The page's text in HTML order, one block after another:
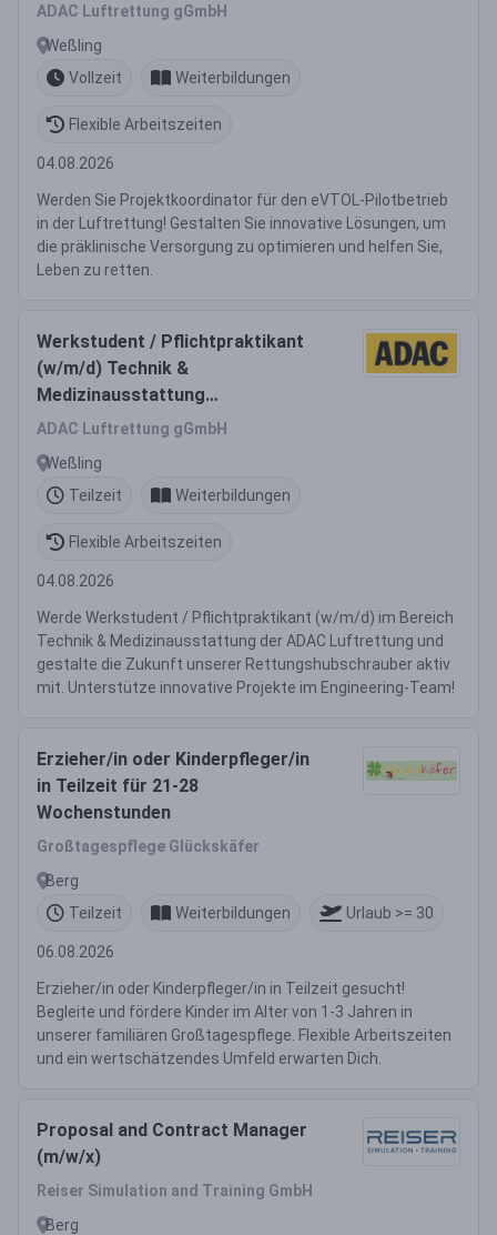
ADAC Luftrettung gGmbH
Weßling
Vollzeit
Weiterbildungen
Flexible Arbeitszeiten
04.08.2026
Werden Sie Projektkoordinator für den eVTOL-Pilotbetrieb
in der Luftrettung! Gestalten Sie innovative Lösungen, um
die präklinische Versorgung zu optimieren und helfen Sie,
Leben zu retten.
Werkstudent / Pflichtpraktikant
(w/m/d) Technik &
Medizinausstattung
Rettungshubschrauber
ADAC Luftrettung gGmbH
Weßling
Teilzeit
Weiterbildungen
Flexible Arbeitszeiten
04.08.2026
Werde Werkstudent / Pflichtpraktikant (w/m/d) im Bereich
Technik & Medizinausstattung der ADAC Luftrettung und
gestalte die Zukunft unserer Rettungshubschrauber aktiv
mit. Unterstütze innovative Projekte im Engineering-Team!
Erzieher/in oder Kinderpfleger/in
in Teilzeit für 21-28
Wochenstunden
Großtagespflege Glückskäfer
Berg
Teilzeit
Weiterbildungen Urlaub >= 30
06.08.2026
Erzieher/in oder Kinderpfleger/in in Teilzeit gesucht!
Begleite und fördere Kinder im Alter von 1-3 Jahren in
unserer familiären Großtagespflege. Flexible Arbeitszeiten
und ein wertschätzendes Umfeld erwarten Dich.
Proposal and Contract Manager
(m/w/x)
Reiser Simulation and Training GmbH
Berg